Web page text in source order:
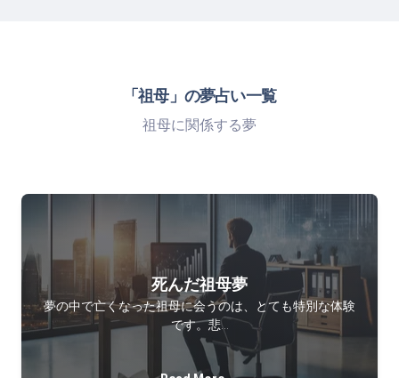
「祖母」の夢占い一覧
祖母に関係する夢
死んだ祖母夢
夢の中で亡くなった祖母に会うのは、とても特別な体験
です。悲…